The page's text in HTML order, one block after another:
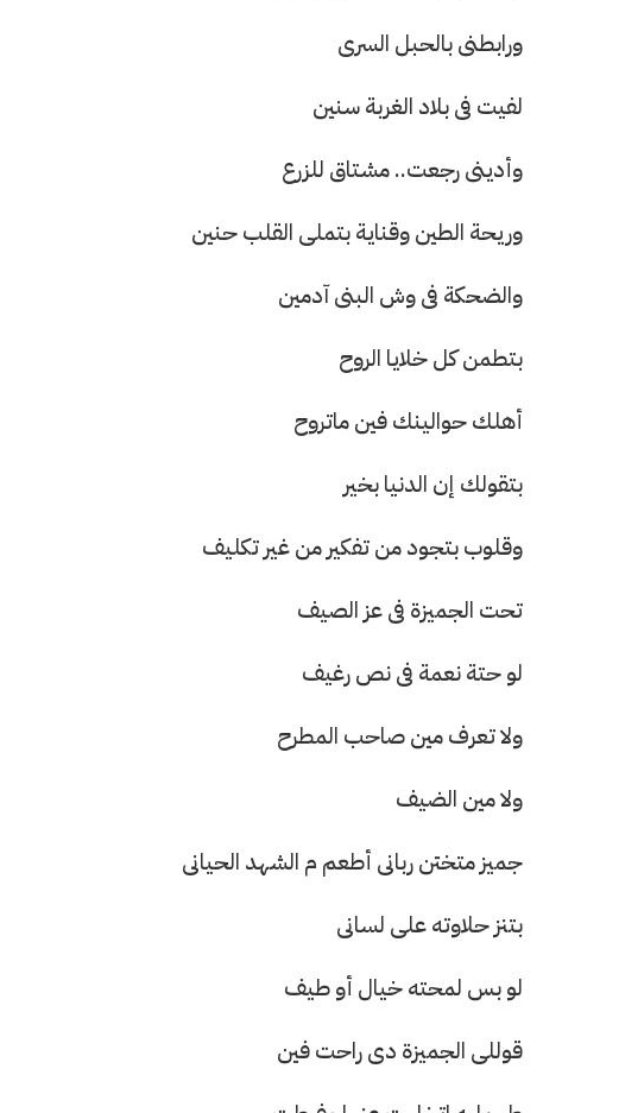
ورابطنى بالحبل السرى
لفيت فى بلاد الغربة سنين
وأدينى رجعت.. مشتاق للزرع
وريحة الطين وقناية بتملى القلب حنين
والضحكة فى وش البنى آدمين
بتطمن كل خلايا الروح
أهلك حوالينك فين ماتروح
بتقولك إن الدنيا بخير
وقلوب بتجود من تفكير من غير تكليف
تحت الجميزة فى عز الصيف
لو حتة نعمة فى نص رغيف
ولا تعرف مين صاحب المطرح
ولا مين الضيف
جميز متختن ربانى أطعم م الشهد الحيانى
بتنز حلاوته على لسانى
لو بس لمحته خيال أو طيف
قوللى الجميزة دى راحت فين